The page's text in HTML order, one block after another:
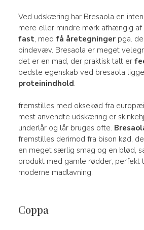
Ved udskæring har Bresaola en
mere eller mindre mørk afhængig
fast, med få åretegningerpga.
bindevæv. Bresaola er meget
det er en mad, der praktisk talt er
bedste egenskab ved bresaola
proteinindhold.
fremstilles med oksekød fra
mest anvendte udskæring er
underlår og lår bruges ofte.
fremstilles derimod fra bison kød,
en meget særlig smag og en blød,
produkt med gamle rødder, perfekt
moderne madlavning.
Coppa